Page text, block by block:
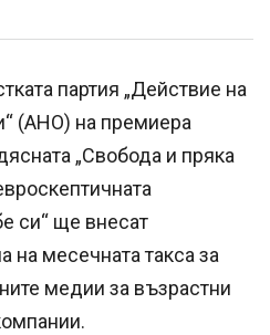
партия „Действие на
(AНО) на премиера
„Свобода и пряка
си“ ще внесат
на месечната такса за
медии за възрастни